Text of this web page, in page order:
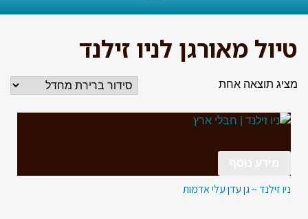
טיול מאורגן לניו זילנד
מציג תוצאה אחת
ניו זילנד – גן עדן עלי אדמות